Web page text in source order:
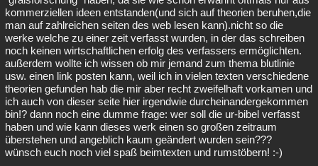
kommerziellen ideen entstanden(und sich auf theorien beruhen,die
man auf zahlreichen seiten des web lesen kann).nicht so die
werke welche zu einer zeit verfasst wurden, in der das schreiben
noch keinen wirtschaftlichen erfolg des verfassers ermöglichten.
außerdem wollte ich wissen ob mir jemand zum thema blutlinie
usw. einen link posten kann, weil ich in vielen texten verschiedene
theorien gefunden hab die mir aber recht zweifelhaft vorkamen und
ich auch von dieser seite hier irgendwie durcheinandergekommen
bin!? dann noch eine dumme frage: wer soll die ur-bibel verfasst
haben und wie kann dieses werk einen so großen zeitraum
überstehen und angeblich kaum geändert wurden sein???
wünsch euch noch viel spaß beimtexten und rumstöbern! :-)